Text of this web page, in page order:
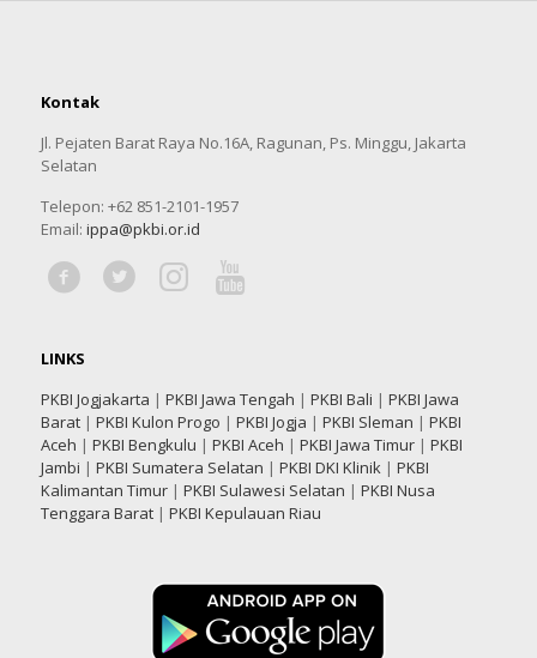
Kontak
Jl. Pejaten Barat Raya No.16A, Ragunan, Ps. Minggu, Jakarta
Selatan
Telepon: +62 851-2101-1957
Email: ippa@pkbi.or.id
LINKS
PKBI Jogjakarta | PKBI Jawa Tengah | PKBI Bali | PKBI Jawa
Barat| PKBI Kulon Progo | PKBI Jogja | PKBI Sleman | PKBI
Aceh | PKBI Bengkulu | PKBI Aceh | PKBI Jawa Timur| PKBI
Jambi | PKBI Sumatera Selatan | PKBI DKI Klinik| PKBI
Kalimantan Timur| PKBI Sulawesi Selatan | PKBI Nusa
Tenggara Barat| PKBI Kepulauan Riau